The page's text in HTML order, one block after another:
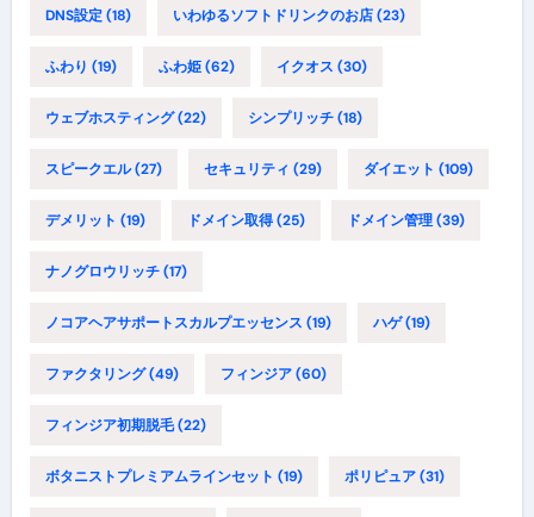
DNS設定(18) いわゆるソフトドリンクのお店(23)
ふわり (19) ふわ姫(62) イクオス (30)
ウェブホスティング(22) シンプリッチ(18)
スピークエル(27) セキュリティ (29) ダイエット (109)
デメリット (19) ドメイン取得(25) ドメイン管理(39)
ナノグロウリッチ(17)
ノコアヘアサポートスカルプエッセンス (19) ハゲ(19)
ファクタリング(49) フィンジア(60)
フィンジア初期脱毛(22)
ボタニストプレミアムラインセット (19) ポリピュア(31)